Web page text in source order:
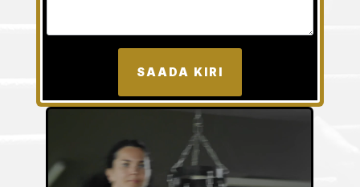
SAADA KIRI